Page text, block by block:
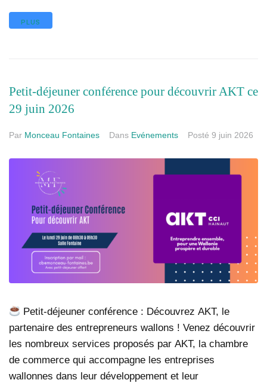
PLUS
Petit-déjeuner conférence pour découvrir AKT ce
29 juin 2026
Par Monceau Fontaines Dans Evénements Posté 9 juin 2026
Petit-déjeuner conférence : Découvrez AKT, le
partenaire des entrepreneurs wallons ! Venez découvrir
les nombreux services proposés par AKT, la chambre
de commerce qui accompagne les entreprises
wallonnes dans leur développement et leur